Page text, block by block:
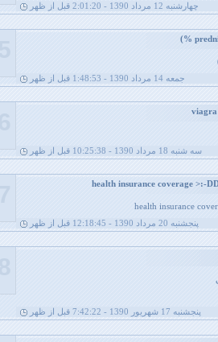
چهارشنبه 12 مرداد 1390 - 2:01:20 قبل از ظهر
جمعه 14 مرداد 1390 - 1:48:53 قبل از ظهر
سه شنبه 18 مرداد 1390 - 10:25:38 قبل از ظهر
health insurance
پنجشنبه 20 مرداد 1390 - 12:18:45 قبل از ظهر
پنجشنبه 17 شهریور 1390 - 7:42:22 قبل از ظهر